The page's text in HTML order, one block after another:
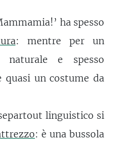
ha spesso
: mentre per un
naturale e spesso
quasi un costume da
linguistico si
: è una bussola